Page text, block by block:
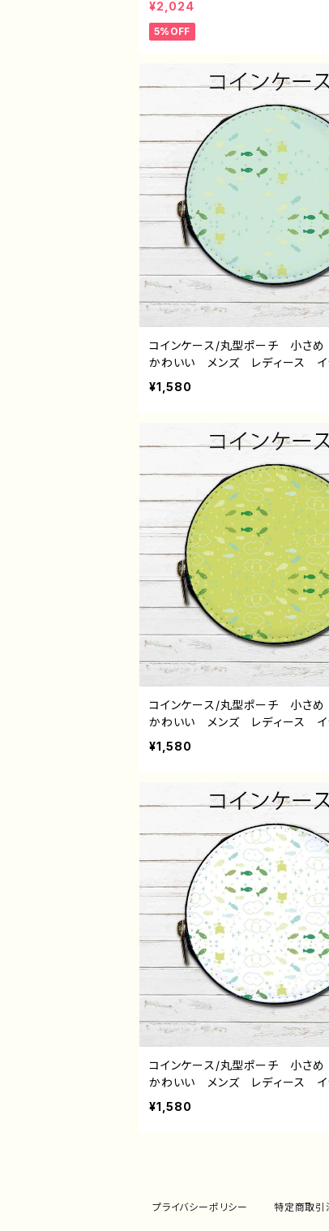
ミニポーチ メイクポーチ おす
的 人気 イラストレーター ク
¥2,024
5%OFF
コインケース/丸型ポーチ 小さ
かわいい メンズ レディース
物 シンプル 魚 ねこ 猫 ゆる
い 可愛い 小物入れ ミニポー
ター クリエイター 絵師 オリ
イン グッズ タイトル：パターンデ
こくもさかな 作：水無月りい
¥1,580
コインケース/丸型ポーチ 小さ
かわいい メンズ レディース
物 シンプル 魚 ねこ 猫 ゆる
い 可愛い 小物入れ ミニポー
ター クリエイター 絵師 オリ
イン グッズ タイトル：パターンデ
こくもさかな 作：水無月りい
¥1,580
コインケース/丸型ポーチ 小さ
かわいい メンズ レディース
物 シンプル 魚 ねこ 猫 ゆる
い 可愛い 小物入れ ミニポー
¥1,580
プライバシーポリシー 特定商取引